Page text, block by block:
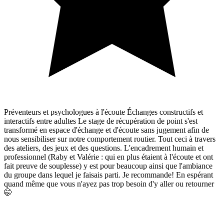
Préventeurs et psychologues à l'écoute Échanges constructifs et
interactifs entre adultes Le stage de récupération de point s'est
transformé en espace d'échange et d'écoute sans jugement afin de
nous sensibiliser sur notre comportement routier. Tout ceci à travers
des ateliers, des jeux et des questions. L'encadrement humain et
professionnel (Raby et Valérie : qui en plus étaient à l'écoute et ont
fait preuve de souplesse) y est pour beaucoup ainsi que l'ambiance
du groupe dans lequel je faisais parti. Je recommande! En espérant
quand même que vous n'ayez pas trop besoin d'y aller ou retourner
🤭